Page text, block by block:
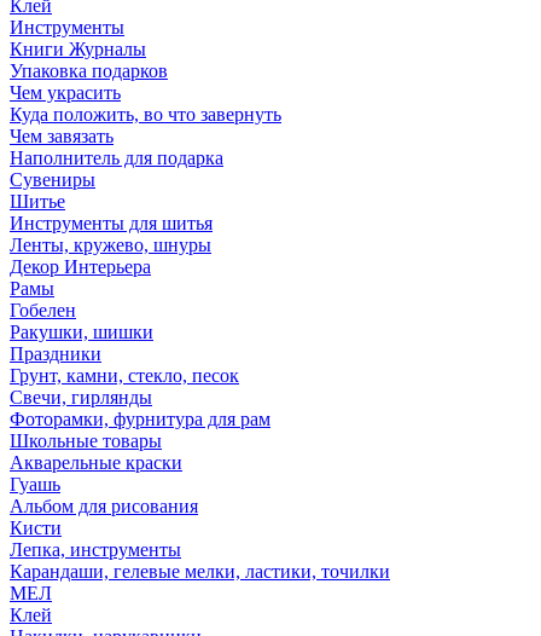
Клей
Инструменты
Книги Журналы
Упаковка подарков
Чем украсить
Куда положить, во что завернуть
Чем завязать
Наполнитель для подарка
Сувениры
Шитье
Инструменты для шитья
Ленты, кружево, шнуры
Декор Интерьера
Рамы
Гобелен
Ракушки, шишки
Праздники
Грунт, камни, стекло, песок
Свечи, гирлянды
Фоторамки, фурнитура для рам
Школьные товары
Акварельные краски
Гуашь
Альбом для рисования
Кисти
Лепка, инструменты
Карандаши, гелевые мелки, ластики, точилки
МЕЛ
Клей